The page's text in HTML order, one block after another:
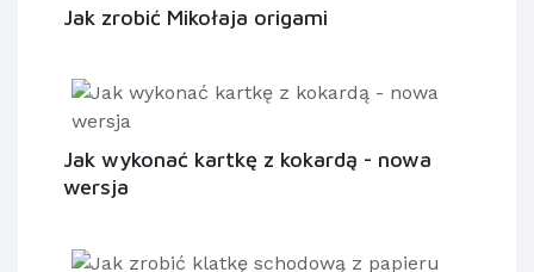
Jak zrobić Mikołaja origami
Jak wykonać kartkę z kokardą - nowa
wersja